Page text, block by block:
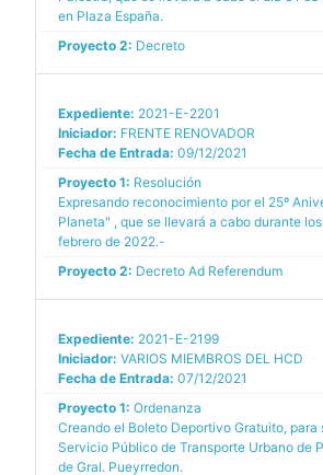
en Plaza España.
Proyecto 2: Decreto
Expediente: 2021-E-2201
Iniciador: FRENTE RENOVADOR
Fecha de Entrada: 09/12/2021
Proyecto 1: Resolución
Expresando reconocimiento por el 25º
Planeta" , que se llevará a cabo durante
febrero de 2022.-
Proyecto 2: Decreto Ad Referendum
Expediente: 2021-E-2199
Iniciador: VARIOS MIEMBROS DEL HCD
Fecha de Entrada: 07/12/2021
Proyecto 1: Ordenanza
Creando el Boleto Deportivo Gratuito, para
Servicio Público de Transporte Urbano de
de Gral. Pueyrredon.